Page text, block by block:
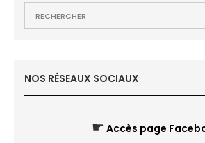
NOS RÉSEAUX SOCIAUX
☛ Accès page